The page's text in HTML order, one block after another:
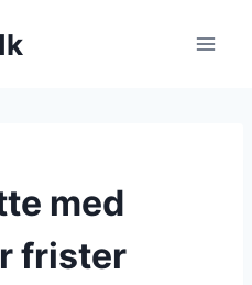
med
frister